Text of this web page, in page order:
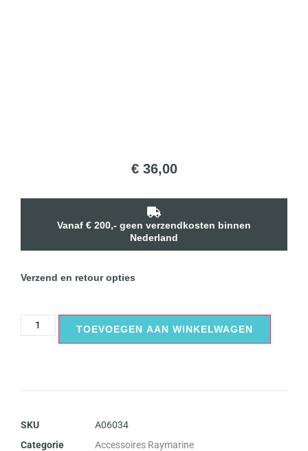
€36,00
Vanaf € 200,- geen verzendkosten binnen
Nederland
Verzend en retour opties
TOEVOEGEN AAN WINKELWAGEN
SKU
A06034
Categorie
Accessoires Raymarine